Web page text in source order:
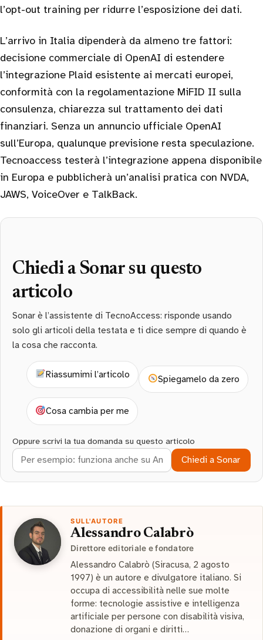
l’opt-out training per ridurre l’esposizione dei dati.
L’arrivo in Italia dipenderà da almeno tre fattori:
decisione commerciale di OpenAI di estendere
l’integrazione Plaid esistente ai mercati europei,
conformità con la regolamentazione MiFID II sulla
consulenza, chiarezza sul trattamento dei dati
finanziari. Senza un annuncio ufficiale OpenAI
sull’Europa, qualunque previsione resta speculazione.
Tecnoaccess testerà l’integrazione appena disponibile
in Europa e pubblicherà un’analisi pratica con NVDA,
JAWS, VoiceOver e TalkBack.
Chiedi a Sonar su questo
articolo
Sonar è l’assistente di TecnoAccess: risponde usando
solo gli articoli della testata e ti dice sempre di quando è
la cosa che racconta.
Riassumimi l’articolo Spiegamelo da zero
Cosa cambia per me
Oppure scrivi la tua domanda su questo articolo
Chiedi a Sonar
SULL'AUTORE
Alessandro Calabrò
Direttore editoriale e fondatore
Alessandro Calabrò (Siracusa, 2 agosto
1997) è un autore e divulgatore italiano. Si
occupa di accessibilità nelle sue molte
forme: tecnologie assistive e intelligenza
artificiale per persone con disabilità visiva,
donazione di organi e diritti…